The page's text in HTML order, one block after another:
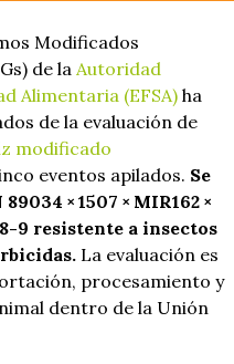
Modificados
de la Autoridad
Alimentaria (EFSA)ha
de la evaluación de
modificado
eventos apilados. Se
× 1507 × MIR162 ×
9 resistente a insectos
La evaluación es
procesamiento y
dentro de la Unión